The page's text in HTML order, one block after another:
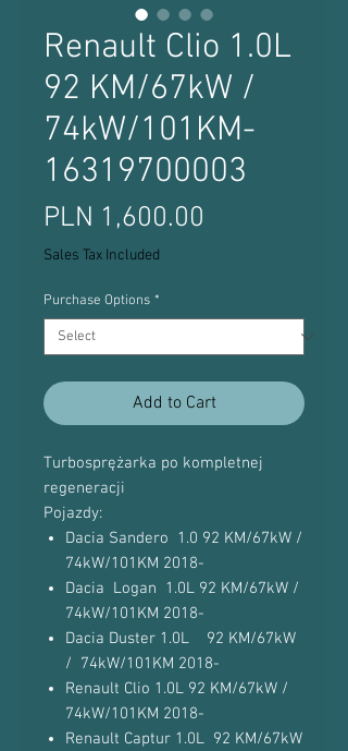
Renault Clio 1.0L
92 KM/67kW /
74kW/101KM-
16319700003
PLN 1,600.00
Sales Tax Included
Purchase Options *
Add to Cart
Turbosprężarka po kompletnej
regeneracji
Pojazdy:
Dacia Sandero 1.0 92 KM/67kW /
74kW/101KM 2018-
Dacia Logan 1.0L 92 KM/67kW /
74kW/101KM 2018-
Dacia Duster 1.0L 92 KM/67kW
/ 74kW/101KM 2018-
Renault Clio 1.0L 92 KM/67kW /
74kW/101KM 2018-
Renault Captur 1.0L 92 KM/67kW